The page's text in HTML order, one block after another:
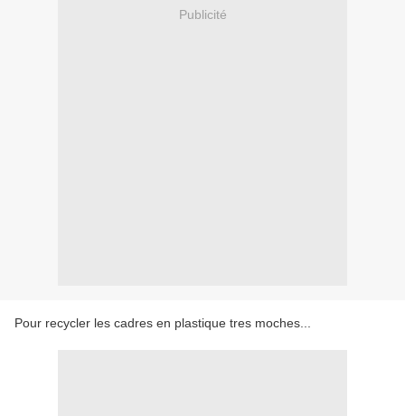
Publicité
Pour recycler les cadres en plastique tres moches...